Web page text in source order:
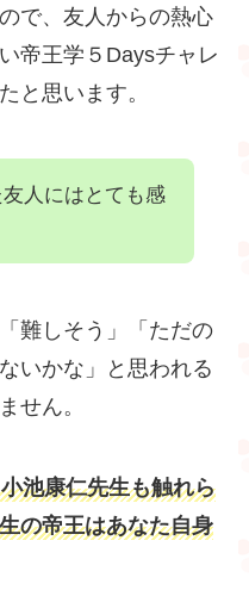
で、友人からの熱心
帝王学５Daysチャレ
と思います。
人にはとても感
難しそう」「ただの
いかな」と思われる
せん。
池康仁先生も触れら
の帝王はあなた自身